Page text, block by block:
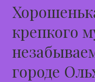
крепкого
городе